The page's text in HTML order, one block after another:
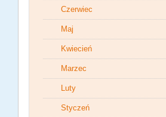
Czerwiec
Maj
Kwiecień
Marzec
Luty
Styczeń